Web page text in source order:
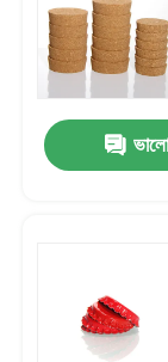
আমাদের সম্পর্কে
কারখানা ভ্রমণ
মান নিয়ন্ত্রণ
আমাদের সাথে
উদ্ধৃতির জন্য আবেদন